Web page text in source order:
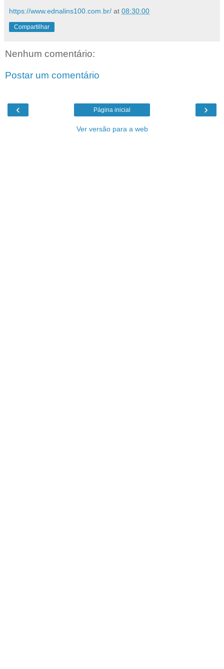
https://www.ednalins100.com.br/ at 08:30:00
Compartilhar
Nenhum comentário:
Postar um comentário
‹ ›
Página inicial
Ver versão para a web